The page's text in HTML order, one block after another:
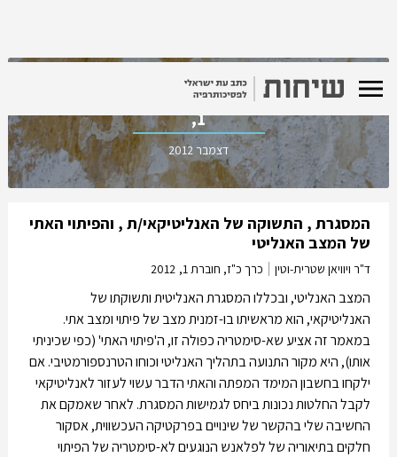
כרך כ"ז, חוברת
1,
דצמבר 2012
המסגרת , התשוקה של האנליטיקאי/ת , והפיתוי האתי
של המצב האנליטי
ד"ר ויוויאן שטרית-וטין כרך כ"ז, חוברת 1, 2012
המצב האנליטי, ובכללו המסגרת האנליטית ותשוקתו של
האנליטיקאי, הוא מראשיתו בו-זמנית מצב של פיתוי ומצב אתי.
במאמר זה אציע שא-סימטריה כפולה זו, ה'פיתוי האתי' (כפי שכיניתי
אותו), היא מקור התנועה בתהליך האנליטי וכוחו הטרנספורמטיבי. אם
ילקחו בחשבון המימד המפתה והאתי הדבר עשוי לעזור לאנליטיקאי
לקבל החלטות נכונות ביחס לגמישות המסגרת. לאחר שאמקם את
החשיבה שלי בהקשר של שינויים בפרקטיקה העכשווית, אסקור
חלקים בתיאוריה של לפלאנש הנוגעים לא-סימטריה של הפיתוי